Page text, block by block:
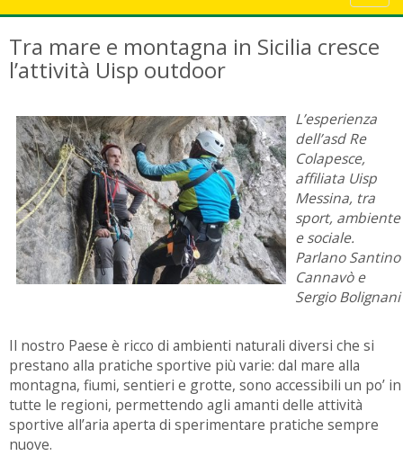
Tra mare e montagna in Sicilia cresce
l’attività Uisp outdoor
L’esperienza
dell’asd Re
Colapesce,
affiliata Uisp
Messina, tra
sport, ambiente
e sociale.
Parlano Santino
Cannavò e
Sergio Bolignani
Il nostro Paese è ricco di ambienti naturali diversi che si
prestano alla pratiche sportive più varie: dal mare alla
montagna, fiumi, sentieri e grotte, sono accessibili un po’ in
tutte le regioni, permettendo agli amanti delle attività
sportive all’aria aperta di sperimentare pratiche sempre
nuove.